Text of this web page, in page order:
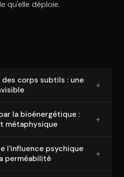
qu'elle déploie.
corps subtils : une
+
la bio­éner­gé­tique :
mé­ta­phy­sique
+
l'influence psychique
per­méa­bi­li­té
+